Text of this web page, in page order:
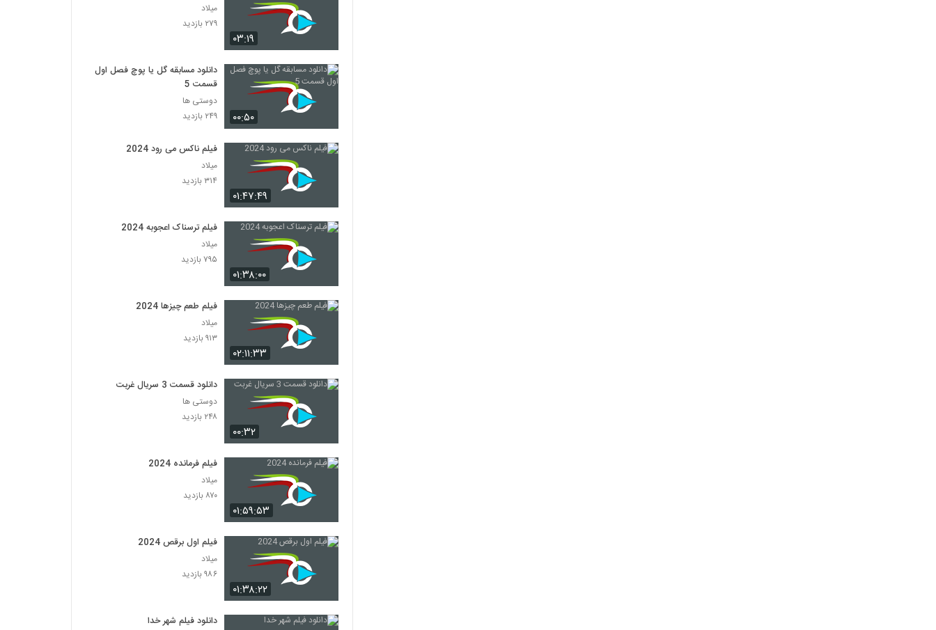
۰۳:۱۹
میلاد
۲۷۹ بازدید
۰۰:۵۰
دانلود مسابقه گل یا پوچ فصل اول
قسمت 5
دوستی ها
۲۴۹ بازدید
۰۱:۴۷:۴۹
فیلم ناکس می رود 2024
میلاد
۳۱۴ بازدید
۰۱:۳۸:۰۰
فیلم ترسناک اعجوبه 2024
میلاد
۷۹۵ بازدید
۰۲:۱۱:۳۳
فیلم طعم چیزها 2024
میلاد
۹۱۳ بازدید
۰۰:۳۲
دانلود قسمت 3 سریال غربت
دوستی ها
۲۴۸ بازدید
۰۱:۵۹:۵۳
فیلم فرمانده 2024
میلاد
۸۷۰ بازدید
۰۱:۳۸:۲۲
فیلم اول برقص 2024
میلاد
۹۸۶ بازدید
دانلود فیلم شهر خدا